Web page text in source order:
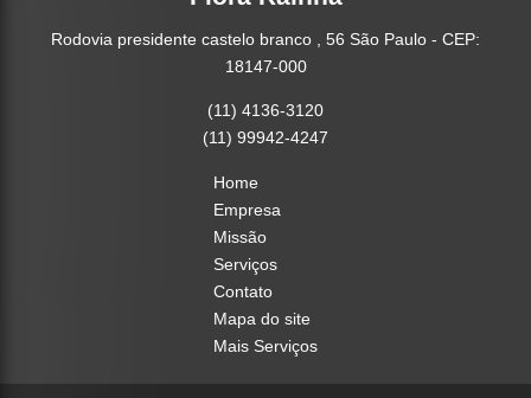
Rodovia presidente castelo branco , 56 São Paulo - CEP:
18147-000
(11) 4136-3120
(11) 99942-4247
Home
Empresa
Missão
Serviços
Contato
Mapa do site
Mais Serviços